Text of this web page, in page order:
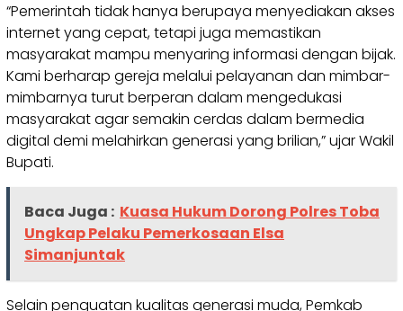
“Pemerintah tidak hanya berupaya menyediakan akses
internet yang cepat, tetapi juga memastikan
masyarakat mampu menyaring informasi dengan bijak.
Kami berharap gereja melalui pelayanan dan mimbar-
mimbarnya turut berperan dalam mengedukasi
masyarakat agar semakin cerdas dalam bermedia
digital demi melahirkan generasi yang brilian,” ujar Wakil
Bupati.
Baca Juga : Kuasa Hukum Dorong Polres Toba
Ungkap Pelaku Pemerkosaan Elsa
Simanjuntak
Selain penguatan kualitas generasi muda, Pemkab